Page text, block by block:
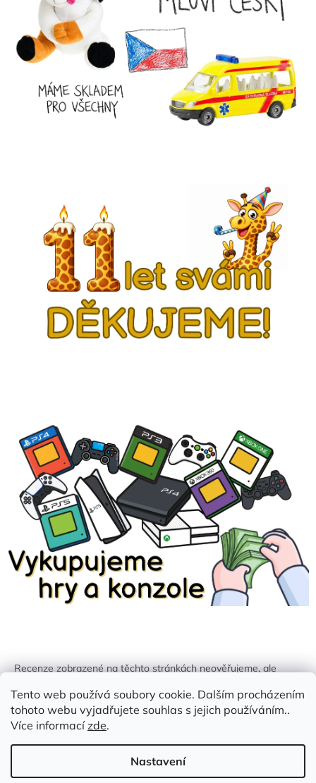
Tento web používá soubory cookie. Dalším procházením
tohoto webu vyjadřujete souhlas s jejich používáním..
Více informacízde.
Nastavení
Recenze zobrazené na těchto stránkách neověřujeme, ale
identifikován.
Vytvořil Shoptet